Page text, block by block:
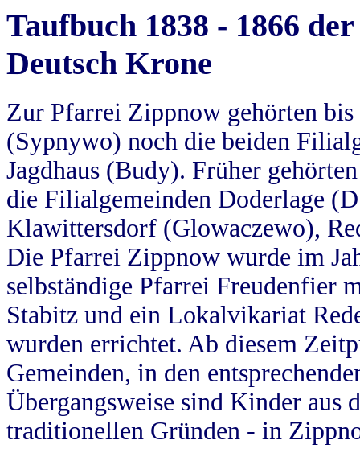
Taufbuch 1838 - 1866
Deutsch Krone
Zur Pfarrei Zippnow gehörten
(Sypnywo) noch die beiden
Jagdhaus (Budy). Früher
die Filialgemeinden Doderlage
Klawittersdorf (Glowaczewo),
Die Pfarrei Zippnow wurde im
selbständige Pfarrei Freudenfier
Stabitz und ein Lokalvikariat
wurden errichtet. Ab diesem
Gemeinden, in den
Übergangsweise sind Kinder aus
traditionellen Gründen - in